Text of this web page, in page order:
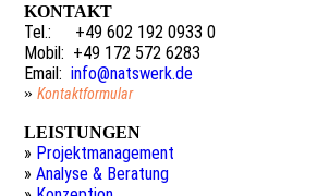
KONTAKT
Tel.:
+49 602 192 0933 0
Mobil: +49 172 572 6283
Email:info@natswerk.de
»Kontaktformular
LEISTUNGEN
» Projektmanagement
»Analyse & Beratung